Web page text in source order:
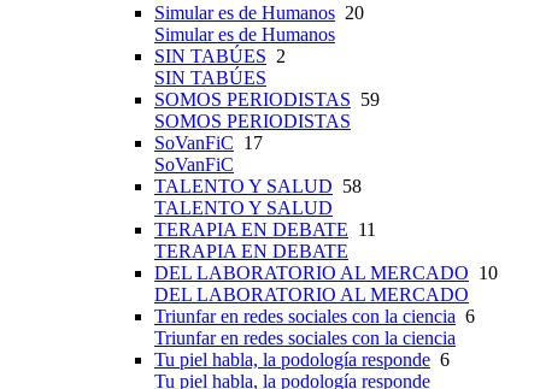
Simular es de Humanos 20
Simular es de Humanos
SIN TABÚES 2
SIN TABÚES
SOMOS PERIODISTAS 59
SOMOS PERIODISTAS
SoVanFiC 17
SoVanFiC
TALENTO Y SALUD 58
TALENTO Y SALUD
TERAPIA EN DEBATE 11
TERAPIA EN DEBATE
DEL LABORATORIO AL MERCADO 10
DEL LABORATORIO AL MERCADO
Triunfar en redes sociales con la ciencia 6
Triunfar en redes sociales con la ciencia
Tu piel habla, la podología responde 6
Tu piel habla, la podología responde